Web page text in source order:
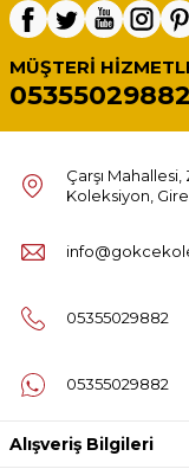
MÜŞTERI
05355029882
Çarşı
Koleksiyon,
05355029882
05355029882
Alışveriş Bilgileri